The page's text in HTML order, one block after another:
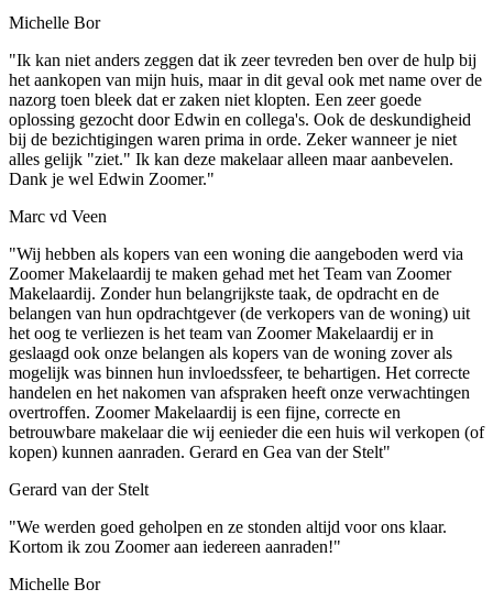
Michelle Bor
"Ik kan niet anders zeggen dat ik zeer tevreden ben over de hulp bij
het aankopen van mijn huis, maar in dit geval ook met name over de
nazorg toen bleek dat er zaken niet klopten. Een zeer goede
oplossing gezocht door Edwin en collega's. Ook de deskundigheid
bij de bezichtigingen waren prima in orde. Zeker wanneer je niet
alles gelijk "ziet." Ik kan deze makelaar alleen maar aanbevelen.
Dank je wel Edwin Zoomer."
Marc vd Veen
"Wij hebben als kopers van een woning die aangeboden werd via
Zoomer Makelaardij te maken gehad met het Team van Zoomer
Makelaardij. Zonder hun belangrijkste taak, de opdracht en de
belangen van hun opdrachtgever (de verkopers van de woning) uit
het oog te verliezen is het team van Zoomer Makelaardij er in
geslaagd ook onze belangen als kopers van de woning zover als
mogelijk was binnen hun invloedssfeer, te behartigen. Het correcte
handelen en het nakomen van afspraken heeft onze verwachtingen
overtroffen. Zoomer Makelaardij is een fijne, correcte en
betrouwbare makelaar die wij eenieder die een huis wil verkopen (of
kopen) kunnen aanraden. Gerard en Gea van der Stelt"
Gerard van der Stelt
"We werden goed geholpen en ze stonden altijd voor ons klaar.
Kortom ik zou Zoomer aan iedereen aanraden!"
Michelle Bor